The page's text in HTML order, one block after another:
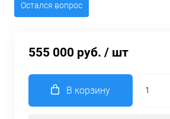
Остался вопрос
555 000 руб. / шт
В корзину